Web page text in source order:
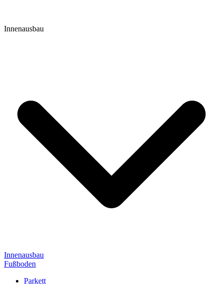
Innenausbau
Innenausbau
Fußboden
Parkett